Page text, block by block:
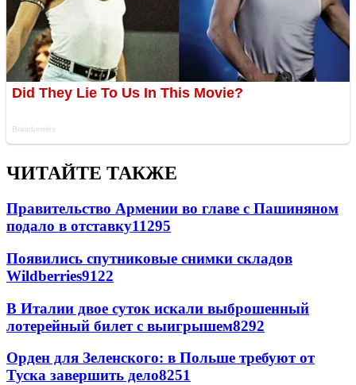
ЧИТАЙТЕ ТАКЖЕ
Правительство Армении во главе с Пашиняном
подало в отставку11295
Появились спутниковые снимки складов
Wildberries9122
В Италии двое суток искали выброшенный
лотерейный билет с выигрышем8292
Орден для Зеленского: в Польше требуют от
Туска завершить дело8251